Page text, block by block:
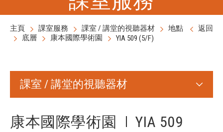
返回
主頁 課室服務 課室 / 講堂的視聽器材
地點
底層
康本國際學術園 YIA 509 (5/F)
課室 / 講堂的視聽器材
康本國際學術園
YIA 509